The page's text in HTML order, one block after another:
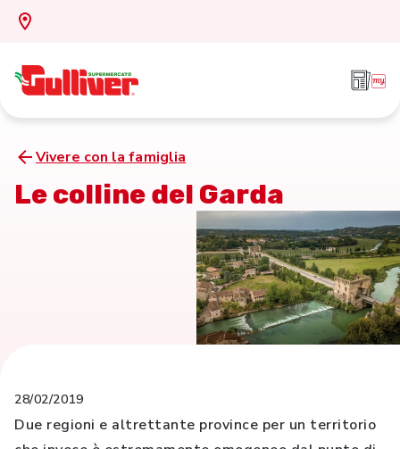
Vivere con la famiglia
Le colline del Garda
28/02/2019
Due regioni e altrettante province per un territorio